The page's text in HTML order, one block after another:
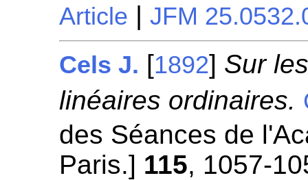
Article |JFM
Cels J. [1892] Sur
linéaires ordinaires.
des Séances de
Paris.] 115, 1057-